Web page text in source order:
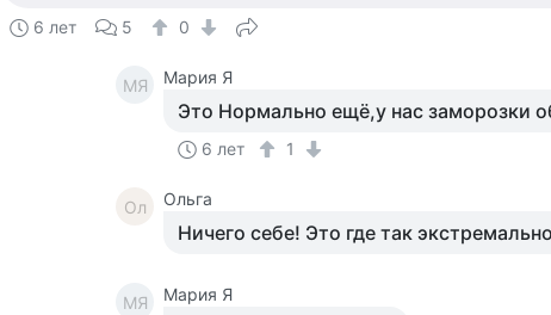
6 лет 5 0
МЯ Мария Я
Это Нормально ещё,у нас заморозки
6 лет 1
Ол Ольга
Ничего себе! Это где так
МЯ Мария Я